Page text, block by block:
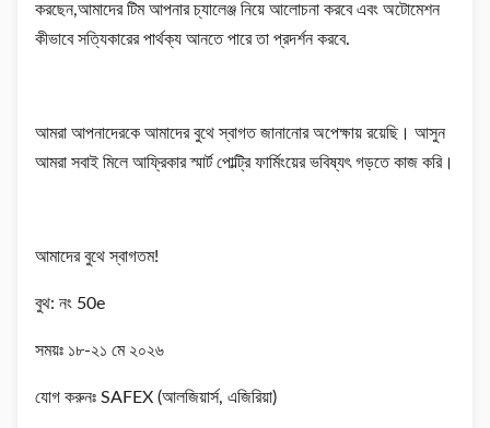
করছেন,আমাদের টিম আপনার চ্যালেঞ্জ নিয়ে আলোচনা করবে এবং অটোমেশন
কীভাবে সত্যিকারের পার্থক্য আনতে পারে তা প্রদর্শন করবে.
আমরা আপনাদেরকে আমাদের বুথে স্বাগত জানানোর অপেক্ষায় রয়েছি। আসুন
আমরা সবাই মিলে আফ্রিকার স্মার্ট পোল্ট্রি ফার্মিংয়ের ভবিষ্যৎ গড়তে কাজ করি।
আমাদের বুথে স্বাগতম!
বুথ: নং 50e
সময়ঃ ১৮-২১ মে ২০২৬
যোগ করুনঃ SAFEX (আলজিয়ার্স, এজিরিয়া)